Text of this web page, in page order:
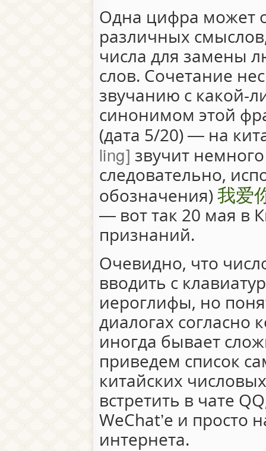
Одна цифра может
различных
числа для замены
слов. Сочетание
звучанию с какой-
синонимом этой
(дата 5/20) — на
ling звучит
следовательно,
обозначения)我爱
— вот так 20 мая в
признаний.
Очевидно, что
вводить с
иероглифы, но
диалогах согласно
иногда бывает
приведем список
китайских
встретить в чате
WeChat’е и просто
интернета.